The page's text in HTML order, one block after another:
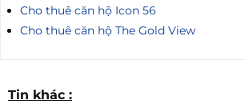
Cho thuê căn hộ Icon 56
Cho thuê căn hộ The Gold View
Tin khác :